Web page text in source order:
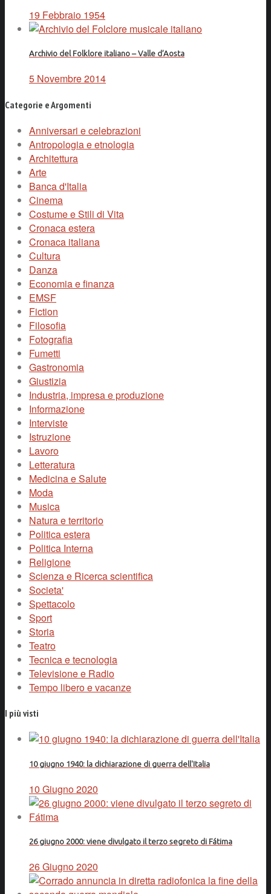
19 Febbraio 1954
Archivio del Folklore italiano – Valle d’Aosta
5 Novembre 2014
Categorie e Argomenti
Anniversari e celebrazioni
Antropologia e etnologia
Architettura
Arte
Banca d'Italia
Cinema
Costume e Stili di Vita
Cronaca estera
Cronaca italiana
Cultura
Danza
Economia e finanza
EMSF
Fiction
Filosofia
Fotografia
Fumetti
Gastronomia
Giustizia
Industria, impresa e produzione
Informazione
Interviste
Istruzione
Lavoro
Letteratura
Medicina e Salute
Moda
Musica
Natura e territorio
Politica estera
Politica Interna
Religione
Scienza e Ricerca scientifica
Societa'
Spettacolo
Sport
Storia
Teatro
Tecnica e tecnologia
Televisione e Radio
Tempo libero e vacanze
I più visti
10 giugno 1940: la dichiarazione di guerra dell'Italia
10 Giugno 2020
26 giugno 2000: viene divulgato il terzo segreto di Fátima
26 Giugno 2020